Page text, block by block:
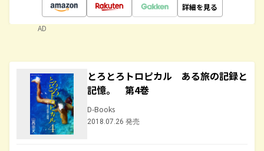
詳細を見る
AD
とろとろトロピカル ある旅の記録と
記憶。 第4巻
D-Books
2018.07.26 発売